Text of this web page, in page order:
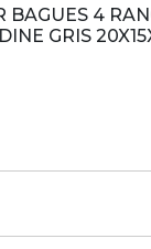
BAGUES 4
GRIS